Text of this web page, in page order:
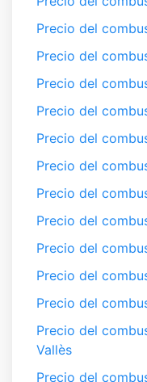
Precio del
Precio del
Precio del
Precio del
Precio del
Precio del
Precio del
Precio del
Precio del
Precio del
Precio del
Precio del
Vallès
Precio del